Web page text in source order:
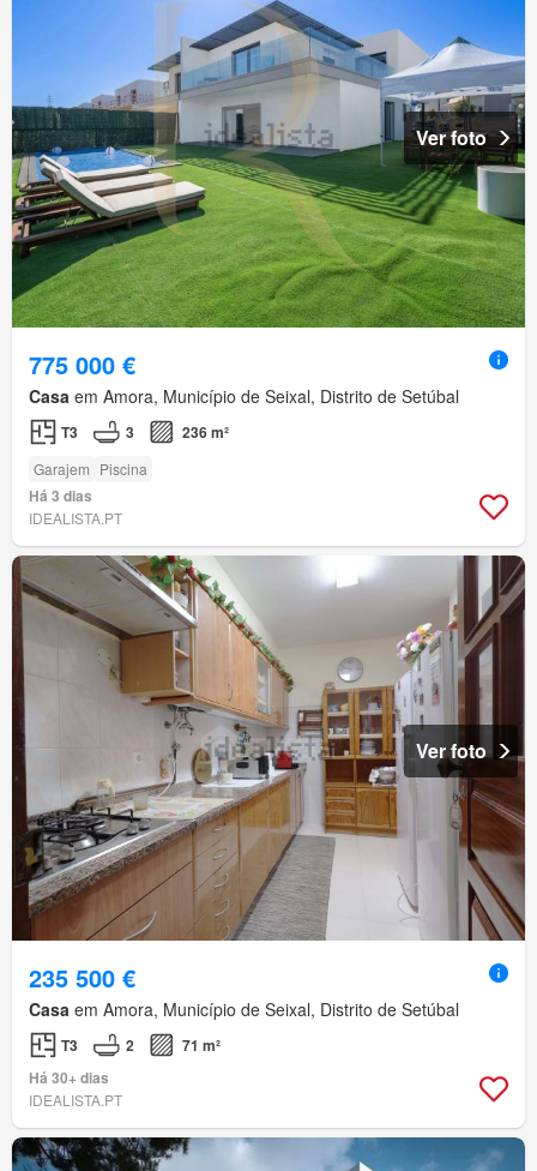
Ver foto
775 000 €
Casa em Amora, Município de Seixal, Distrito de Setúbal
T3 3 236 m²
Garajem Piscina
Há 3 dias
IDEALISTA.PT
Ver foto
235 500 €
Casa em Amora, Município de Seixal, Distrito de Setúbal
T3 2
71 m²
Há 30+ dias
IDEALISTA.PT